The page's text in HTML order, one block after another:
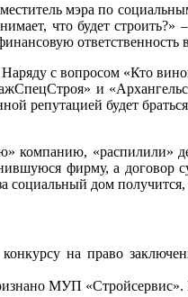
мэра по
что будет строить?»
ответственность
с вопросом «Кто
и
репутацией будет
«распилили»
фирму, а договор
дом получится,
на право
МУП